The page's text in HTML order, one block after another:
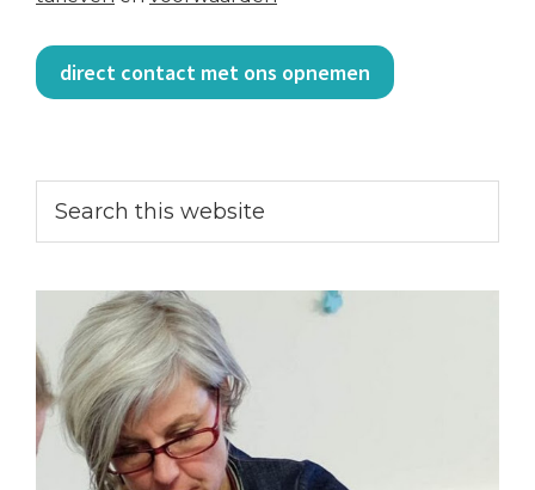
direct contact met ons opnemen
Primary
Sidebar
this